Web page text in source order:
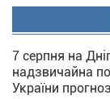
7 серпня на
надзвичайна
України